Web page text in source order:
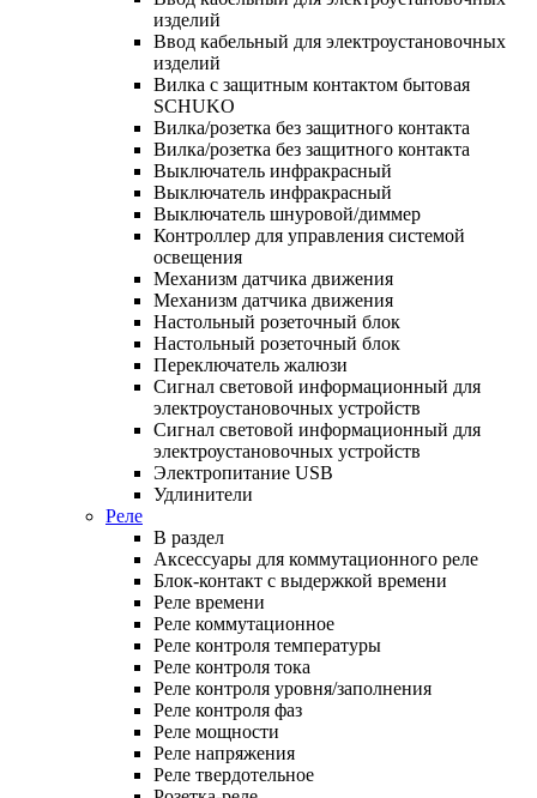
изделий
Ввод кабельный для электроустановочных
изделий
Вилка с защитным контактом бытовая
SCHUKO
Вилка/розетка без защитного контакта
Вилка/розетка без защитного контакта
Выключатель инфракрасный
Выключатель инфракрасный
Выключатель шнуровой/диммер
Контроллер для управления системой
освещения
Механизм датчика движения
Механизм датчика движения
Настольный розеточный блок
Настольный розеточный блок
Переключатель жалюзи
Сигнал световой информационный для
электроустановочных устройств
Сигнал световой информационный для
электроустановочных устройств
Электропитание USB
Удлинители
Реле
В раздел
Аксессуары для коммутационного реле
Блок-контакт с выдержкой времени
Реле времени
Реле коммутационное
Реле контроля температуры
Реле контроля тока
Реле контроля уровня/заполнения
Реле контроля фаз
Реле мощности
Реле напряжения
Реле твердотельное